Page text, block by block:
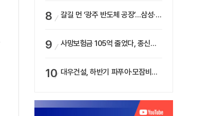
갈길 먼 ‘광주 반도체 공장’…삼성·SK, ‘주 52시간제’ 규제 해소 ‘공방’
사망보험금 105억 줄었다, 종신보험·유동화 동시에 ‘주춤’…신한라이프는 401억 급증
대우건설, 하반기 파푸아·모잠비크 LNG 플랜트 수주 가시권…수주목표 27조로 샹향